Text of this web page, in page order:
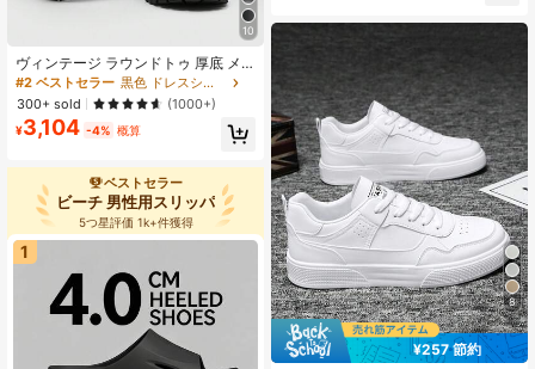
10
ヴィンテージ ラウンドトゥ 厚底 メ
ンズフォーマルシューズ レースアッ
プ ブリティッシュスタイル ドレスシ
ューズ メンズパーティー ウェディン
グ ファッション 耐久性 カジュアル
メンズレザーシューズ (PUレザー)
#2 ベストセラー
黒色 ドレスシューズ
300+ sold
(1000+)
¥3,104 -4% 概算
ベストセラー
ビーチ 男性用スリッパ
5つ星評価 1k+件獲得
1
カジュアルウェアに適しています
8
¥257 節約